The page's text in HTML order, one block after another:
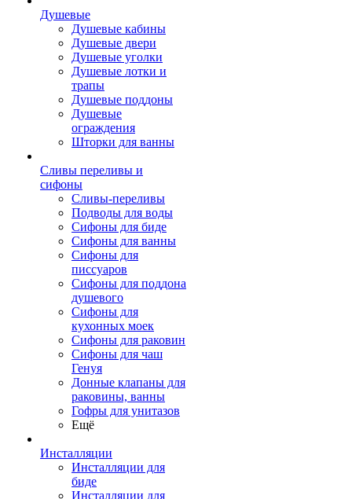
Душевые
Душевые кабины
Душевые двери
Душевые уголки
Душевые лотки и
трапы
Душевые поддоны
Душевые
ограждения
Шторки для ванны
Сливы переливы и
сифоны
Сливы-переливы
Подводы для воды
Сифоны для биде
Сифоны для ванны
Сифоны для
писсуаров
Сифоны для поддона
душевого
Сифоны для
кухонных моек
Сифоны для раковин
Сифоны для чаш
Генуя
Донные клапаны для
раковины, ванны
Гофры для унитазов
Ещё
Инсталляции
Инсталляции для
биде
Инсталляции для